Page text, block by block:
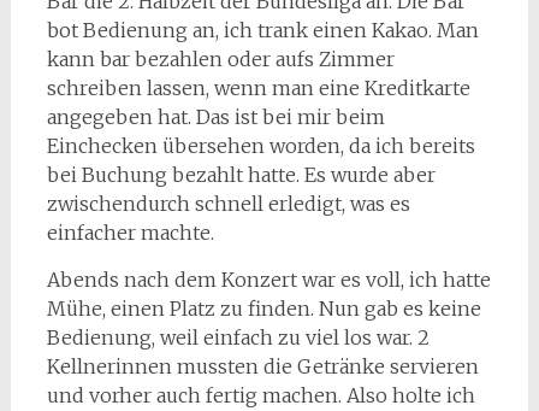
bot Bedienung an, ich trank einen Kakao. Man
kann bar bezahlen oder aufs Zimmer
schreiben lassen, wenn man eine Kreditkarte
angegeben hat. Das ist bei mir beim
Einchecken übersehen worden, da ich bereits
bei Buchung bezahlt hatte. Es wurde aber
zwischendurch schnell erledigt, was es
einfacher machte.
Abends nach dem Konzert war es voll, ich hatte
Mühe, einen Platz zu finden. Nun gab es keine
Bedienung, weil einfach zu viel los war. 2
Kellnerinnen mussten die Getränke servieren
und vorher auch fertig machen. Also holte ich